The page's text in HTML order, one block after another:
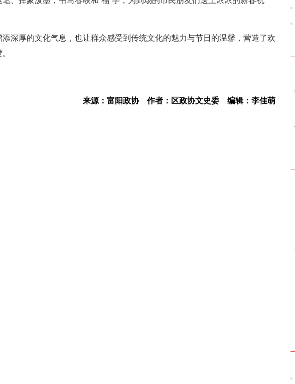
深厚的文化气息，也让群众感受到传统文化的魅力与节日的温馨，营造了欢
来源：富阳政协 作者：区政协文史委 编辑：李佳萌